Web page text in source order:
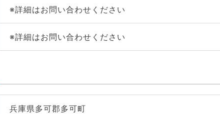
※詳細はお問い合わせください
※詳細はお問い合わせください
兵庫県多可郡多可町